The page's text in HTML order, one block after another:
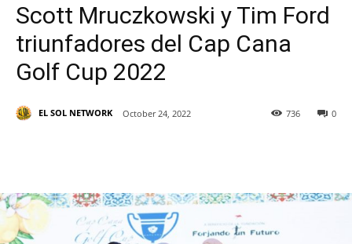
Scott Mruczkowski y Tim Ford
triunfadores del Cap Cana
Golf Cup 2022
EL SOL NETWORK October 24, 2022 0
736